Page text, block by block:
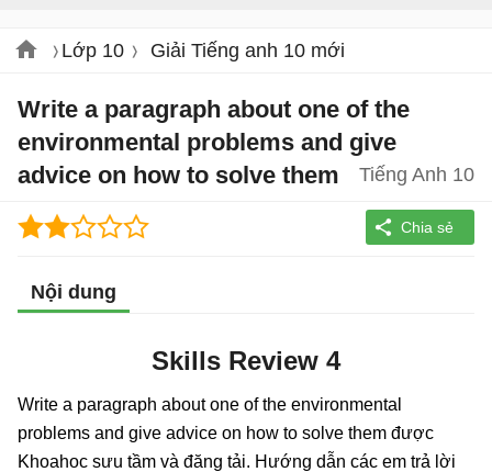
Lớp 10 Giải Tiếng anh 10 mới
Write a paragraph about one of the
environmental problems and give
advice on how to solve them
Tiếng Anh 10
Nội dung
Skills Review 4
Write a paragraph about one of the environmental
problems and give advice on how to solve them được
Khoahoc sưu tầm và đăng tải. Hướng dẫn các em trả lời